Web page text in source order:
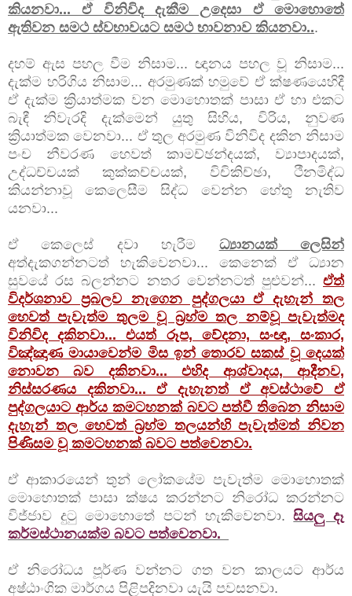
කියනවා... ඒ විනිවිද දැකීම උදෙසා ඒ මොහොතේ
ඇතිවන සමථ ස්වභාවයට සමථ භාවනාව කියනවා...
දහම් ඇස පහල වීම නිසාම... ඥානය පහල වූ නිසාම...
දැක්ම හරිගිය නිසාම... අරමුණක් හමුවේ ඒ ක්ෂණයෙහිදී
ඒ දැක්ම ක්‍රියාත්මක වන මොහොතක් පාසා ඒ හා එකට
බැඳී නිවැරදි දැක්මෙන් යුතු සිහිය, විරිය, නුවණ
ක්‍රියාත්මක වෙනවා... ඒ තුල අරමුණ විනිවිද දකින නිසාම
පංච නීවරණ හෙවත් කාමච්ඡන්දයක්, ව්‍යාපාදයක්,
උද්ධච්චයක් කුක්කච්චයක්, විචිකිච්ඡා, ථීනමිද්ධ
කියන්නාවූ කෙලෙසීම සිද්ධ වෙන්න හේතු නැතිව
යනවා...
ඒ කෙලෙස් දවා හැරීම ධ්‍යානයක් ලෙසින්
අත්දැකගන්නටත් හැකිවෙනවා... කෙනෙක් ඒ ධ්‍යාන
සුවයේ රස බලන්නට නතර වෙන්නටත් පුළුවන්... ඒත්
විදර්ශනාව ප්‍රබලව නැගෙන පුද්ගලයා ඒ දැහැන් තල
හෙවත් පැවැත්ම තුලම වූ බ්‍රහ්ම තල නම්වූ පැවැත්මද
විනිවිද දකිනවා... එයත් රූප, වේදනා, සංඥා, සංකාර,
විඤ්ඤාණ මායාවෙන්ම මිස ඉන් තොරව සකස් වූ දෙයක්
නොවන බව දකිනවා... එහිද ආශ්වාදය, ආදීනව,
නිස්සරණය දකිනවා... ඒ දැහැනත් ඒ අවස්ථාවේ ඒ
පුද්ගලයාට ආර්ය කමටහනක් බවට පත්වී තිබෙන නිසාම
දැහැන් තල හෙවත් බ්‍රහ්ම තලයන්හි පැවැත්මත් නිවන
පිණිසම වූ කමටහනක් බවට පත්වෙනවා.
ඒ ආකාරයෙන් තුන් ලෝකයේම පැවැත්ම මොහොතක්
මොහොතක් පාසා ක්ෂය කරන්නට නිරෝධ කරන්නට
විජ්ජාව දුටු මොහොතේ පටන් හැකිවෙනවා.සියලු දෑ
කර්මස්ථානයක්ම බවට පත්වෙනවා.
ඒ නිරෝධය පූර්ණ වන්නට ගත වන කාලයට ආර්ය
අෂ්ඨාංගික මාර්ගය පිළිපදිනවා යැයි පවසනවා.